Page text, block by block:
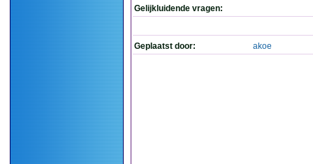
Gelijkluidende vragen:
Geplaatst door: akoe